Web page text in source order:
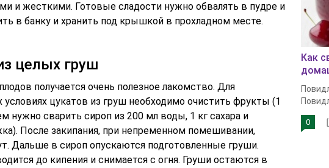
и жесткими. Готовые сладости нужно обвалять в пудре и
в банку и хранить под крышкой в прохладном месте.
целых груш
получается очень полезное лакомство. Для
цукатов из груш необходимо очистить фрукты (1
нужно сварить сироп из 200 мл воды, 1 кг сахара и
После закипания, при непременном помешивании,
Дальше в сироп опускаются подготовленные груши.
до кипения и снимается с огня. Груши остаются в
Как
0